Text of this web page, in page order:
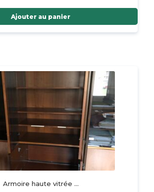
Ajouter au panier
Armoire haute vitrée …